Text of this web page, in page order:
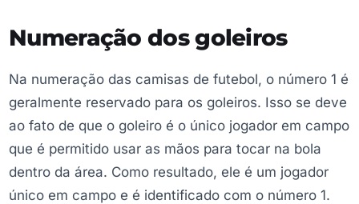
Numeração dos goleiros
Na numeração das camisas de futebol, o número 1 é
geralmente reservado para os goleiros. Isso se deve
ao fato de que o goleiro é o único jogador em campo
que é permitido usar as mãos para tocar na bola
dentro da área. Como resultado, ele é um jogador
único em campo e é identificado com o número 1.